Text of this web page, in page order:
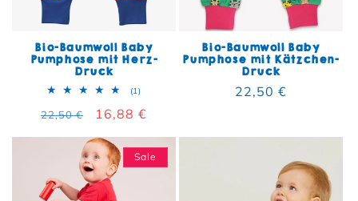
Bio-Baumwoll Baby
Pumphose mit Herz-
Druck
(1)1 Bewertungen insgesamt
Normaler Preis
22,50 € Verkaufspreis
16,88 €
Bio-Baumwoll Baby
Pumphose mit Kätzchen-
Druck
Normaler Preis
22,50 €
Sale